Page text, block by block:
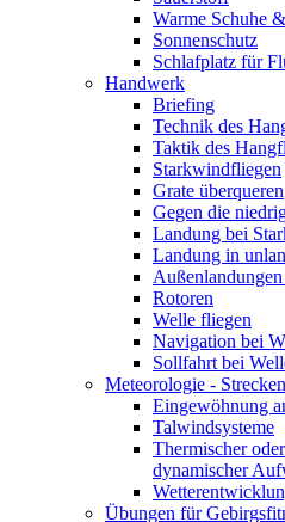
Warme Schuhe
Sonnenschutz
Schlafplatz für
Handwerk
Briefing
Technik des
Taktik des
Starkwindfliegen
Grate überqueren
Gegen die
Landung bei
Landung in
Rotoren
Welle fliegen
Navigation bei
Sollfahrt bei
Meteorologie -
Eingewöhnung
Talwindsysteme
Thermischer
dynamischer
Übungen für